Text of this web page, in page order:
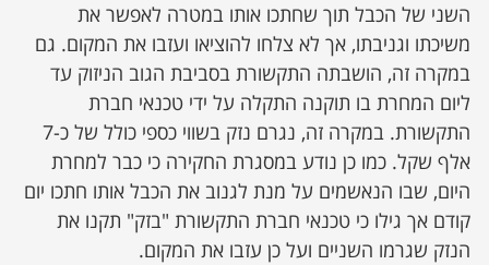
השני של הכבל תוך שחתכו אותו במטרה לאפשר את
משיכתו וגניבתו, אך לא צלחו להוציאו ועזבו את המקום. גם
במקרה זה, הושבתה התקשורת בסביבת הגוב הניזוק עד
ליום המחרת בו תוקנה התקלה על ידי טכנאי חברת
התקשורת. במקרה זה, נגרם נזק בשווי כספי כולל של כ-7
אלף שקל. כמו כן נודע במסגרת החקירה כי כבר למחרת
היום, שבו הנאשמים על מנת לגנוב את הכבל אותו חתכו יום
קודם אך גילו כי טכנאי חברת התקשורת "בזק" תקנו את
הנזק שגרמו השניים ועל כן עזבו את המקום.